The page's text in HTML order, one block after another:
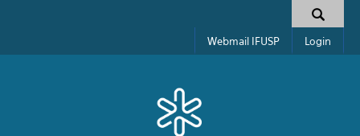
Formulário de busca
Webmail IFUSP Login